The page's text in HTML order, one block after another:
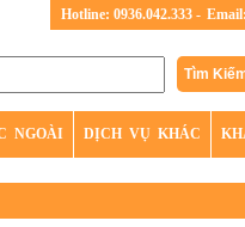
Hotline: 0936.042.333 - Email:
NGOÀI DỊCH VỤ KHÁC